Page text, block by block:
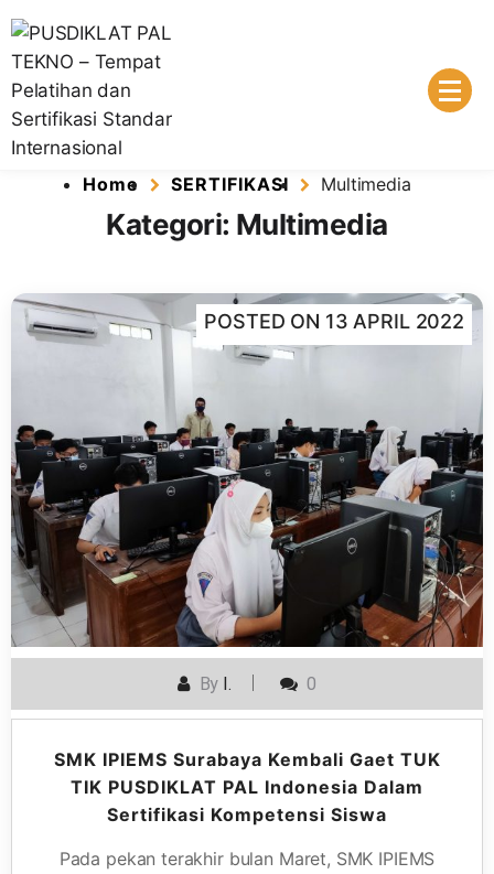
PUSDIKLAT PAL TEKNO – Tempat
Pelatihan dan Sertifikasi Standar
Internasional
Lembaga Pelatihan dan Sertifikasi Standar Internasional
Home SERTIFIKASI Multimedia
Kategori: Multimedia
POSTED ON 13 APRIL 2022
By I. 0
SMK IPIEMS Surabaya Kembali Gaet TUK
TIK PUSDIKLAT PAL Indonesia Dalam
Sertifikasi Kompetensi Siswa
Pada pekan terakhir bulan Maret, SMK IPIEMS